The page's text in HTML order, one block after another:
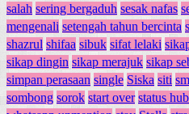
salah sering bergaduh sesak nafas
mengenali setengah tahun bercinta
shazrul shifaa sibuk sifat lelaki
sikap dingin sikap merajuk sikap
simpan perasaan single Siska siti
sombong sorok start over status